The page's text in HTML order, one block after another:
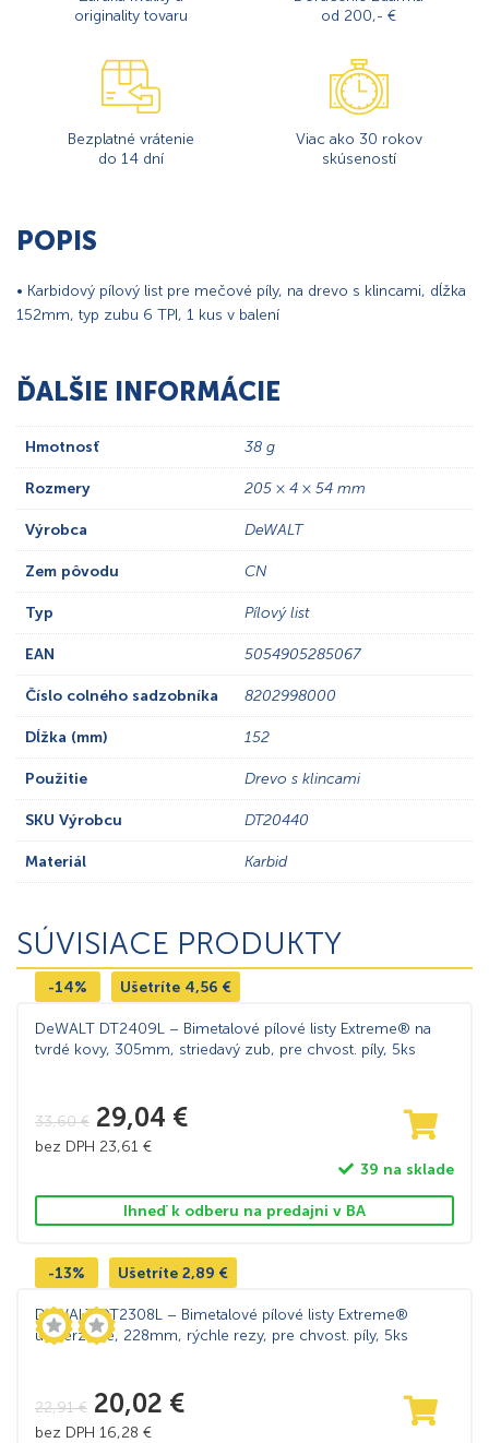
originality tovaru
od 200,- €
Bezplatné vrátenie
do 14 dní
Viac ako 30 rokov
skúseností
POPIS
• Karbidový pílový list pre mečové píly, na drevo s klincami, dĺžka
152mm, typ zubu 6 TPI, 1 kus v balení
ĎALŠIE INFORMÁCIE
Hmotnosť 38 g
Rozmery 205 × 4 × 54 mm
Výrobca DeWALT
Zem pôvodu CN
Typ Pílový list
EAN 5054905285067
Číslo colného sadzobníka 8202998000
Dĺžka (mm) 152
Použitie Drevo s klincami
SKU Výrobcu DT20440
Materiál Karbid
SÚVISIACE PRODUKTY
-14% Ušetríte 4,56 €
DeWALT DT2409L – Bimetalové pílové listy Extreme® na
tvrdé kovy, 305mm, striedavý zub, pre chvost. píly, 5ks
33,60€ 29,04 €
bez DPH 23,61 €
39 na sklade
Ihneď k odberu na predajni v BA
-13% Ušetríte 2,89 €
DeWALT DT2308L – Bimetalové pílové listy Extreme®
univerzálne, 228mm, rýchle rezy, pre chvost. píly, 5ks
22,91€ 20,02 €
bez DPH 16,28 €